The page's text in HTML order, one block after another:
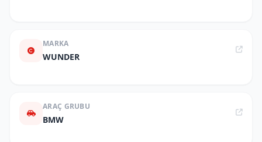
MARKA
WUNDER
ARAÇ GRUBU
BMW